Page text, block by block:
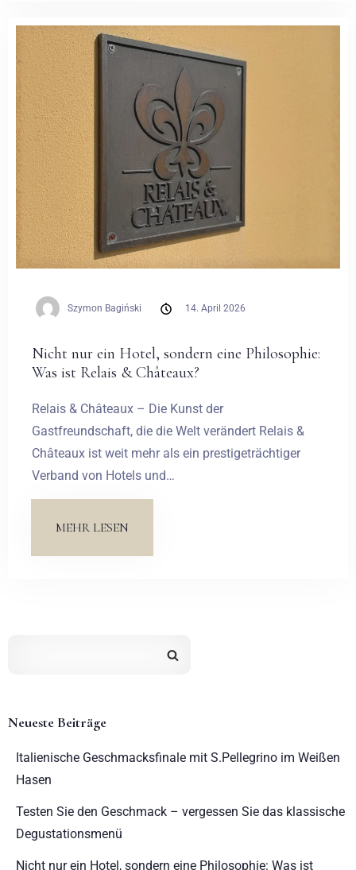
Szymon Bagiński 14. April 2026
Nicht nur ein Hotel, sondern eine Philosophie:
Was ist Relais & Châteaux?
Relais & Châteaux – Die Kunst der
Gastfreundschaft, die die Welt verändert Relais &
Châteaux ist weit mehr als ein prestigeträchtiger
Verband von Hotels und…
MEHR LESEN
Neueste Beiträge
Italienische Geschmacksfinale mit S.Pellegrino im Weißen
Hasen
Testen Sie den Geschmack – vergessen Sie das klassische
Degustationsmenü
Nicht nur ein Hotel, sondern eine Philosophie: Was ist